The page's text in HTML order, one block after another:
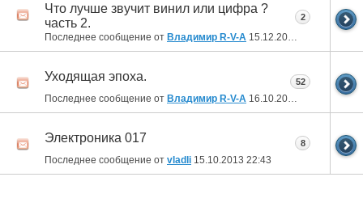
Что лучше звучит винил или цифра ?
часть 2.
Последнее сообщение от Владимир R-V-A 15.12.2020
2
Уходящая эпоха.
Последнее сообщение от Владимир R-V-A 16.10.2019
52
Электроника 017
Последнее сообщение от vladli 15.10.2013 22:43
8